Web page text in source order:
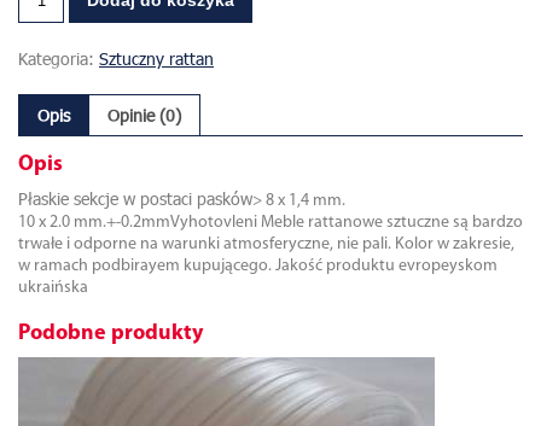
Kategoria: Sztuczny rattan
Opis Opinie (0)
Opis
Płaskie sekcje w postaci pasków> 8 x 1,4 mm.
10 x 2.0 mm.+-0.2mmVyhotovleni Meble rattanowe sztuczne są bardzo
trwałe i odporne na warunki atmosferyczne, nie pali. Kolor w zakresie,
w ramach podbirayem kupującego. Jakość produktu evropeyskom
ukraińska
Podobne produkty